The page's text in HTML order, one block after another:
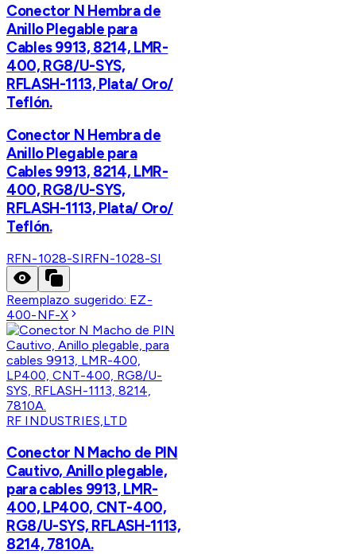
Conector N Hembra de
Anillo Plegable para
Cables 9913, 8214, LMR-
400, RG8/U-SYS,
RFLASH-1113, Plata/ Oro/
Teflón.
Conector N Hembra de
Anillo Plegable para
Cables 9913, 8214, LMR-
400, RG8/U-SYS,
RFLASH-1113, Plata/ Oro/
Teflón.
RFN-1028-SIRFN-1028-SI
Reemplazo sugerido: EZ-
400-NF-X
RF INDUSTRIES,LTD
Conector N Macho de PIN
Cautivo, Anillo plegable,
para cables 9913, LMR-
400, LP400, CNT-400,
RG8/U-SYS, RFLASH-1113,
8214, 7810A.